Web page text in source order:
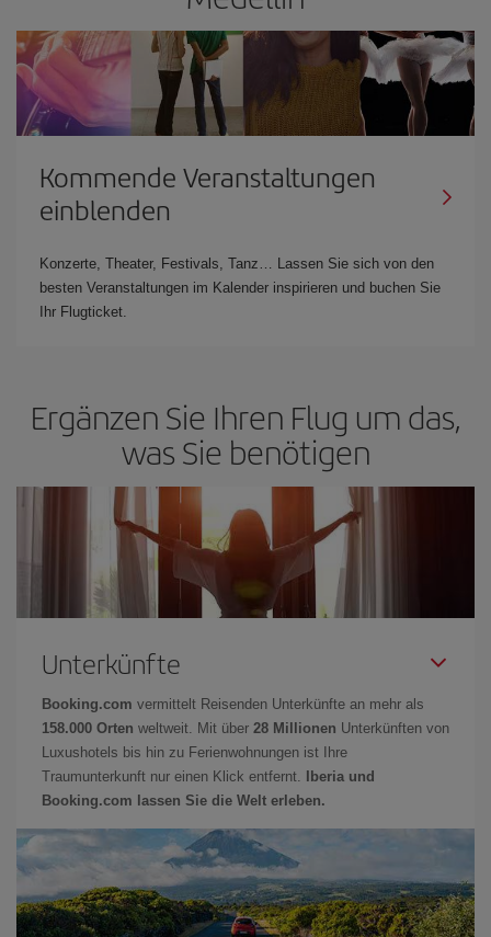
Kommende Veranstaltungen
einblenden
Konzerte, Theater, Festivals, Tanz… Lassen Sie sich von den
besten Veranstaltungen im Kalender inspirieren und buchen Sie
Ihr Flugticket.
Ergänzen Sie Ihren Flug um das,
was Sie benötigen
Unterkünfte
Booking.com vermittelt Reisenden Unterkünfte an mehr als
158.000 Orten weltweit. Mit über 28 Millionen Unterkünften von
Luxushotels bis hin zu Ferienwohnungen ist Ihre
Traumunterkunft nur einen Klick entfernt.
Iberia und
Booking.com lassen Sie die Welt erleben.